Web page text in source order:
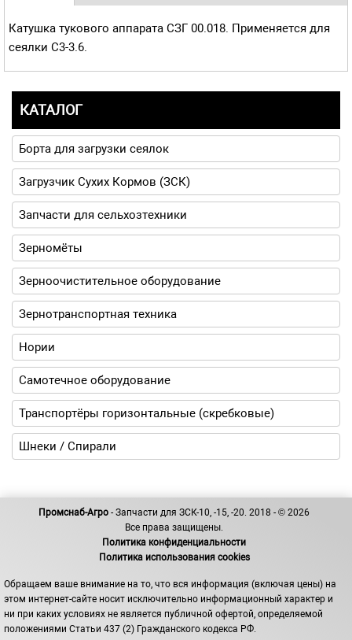
вкладка)
Катушка тукового аппарата СЗГ 00.018. Применяется для
сеялки С3-3.6.
КАТАЛОГ
Борта для загрузки сеялок
Загрузчик Сухих Кормов (ЗСК)
Запчасти для сельхозтехники
Зерномёты
Зерноочистительное оборудование
Зернотранспортная техника
Нории
Самотечное оборудование
Транспортёры горизонтальные (скребковые)
Шнеки / Спирали
Промснаб-Агро - Запчасти для ЗСК-10, -15, -20. 2018 - © 2026
Все права защищены.
Политика конфиденциальности
Политика использования cookies
Обращаем ваше внимание на то, что вся информация (включая цены) на
этом интернет-сайте носит исключительно информационный характер и
ни при каких условиях не является публичной офертой, определяемой
положениями Статьи 437 (2) Гражданского кодекса РФ.